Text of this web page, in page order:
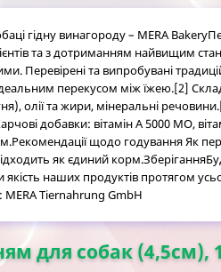
гідну винагороду – MERA
та з дотриманням найвищим
Перевірені та випробувані
перекусом між їжею.[2]
олії та жири, мінеральні
добавки: вітамін А 5000 МО,
щодо годування Як
як єдиний
наших продуктів протягом
Tiernahrung GmbH
для собак (4,5см),